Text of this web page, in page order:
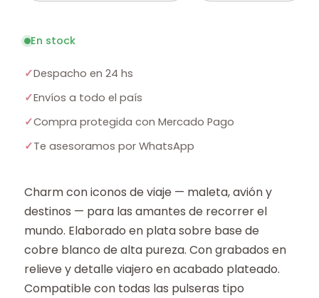
En stock
✓Despacho en 24 hs
✓Envíos a todo el país
✓Compra protegida con Mercado Pago
✓Te asesoramos por WhatsApp
Charm con iconos de viaje — maleta, avión y
destinos — para las amantes de recorrer el
mundo. Elaborado en plata sobre base de
cobre blanco de alta pureza. Con grabados en
relieve y detalle viajero en acabado plateado.
Compatible con todas las pulseras tipo